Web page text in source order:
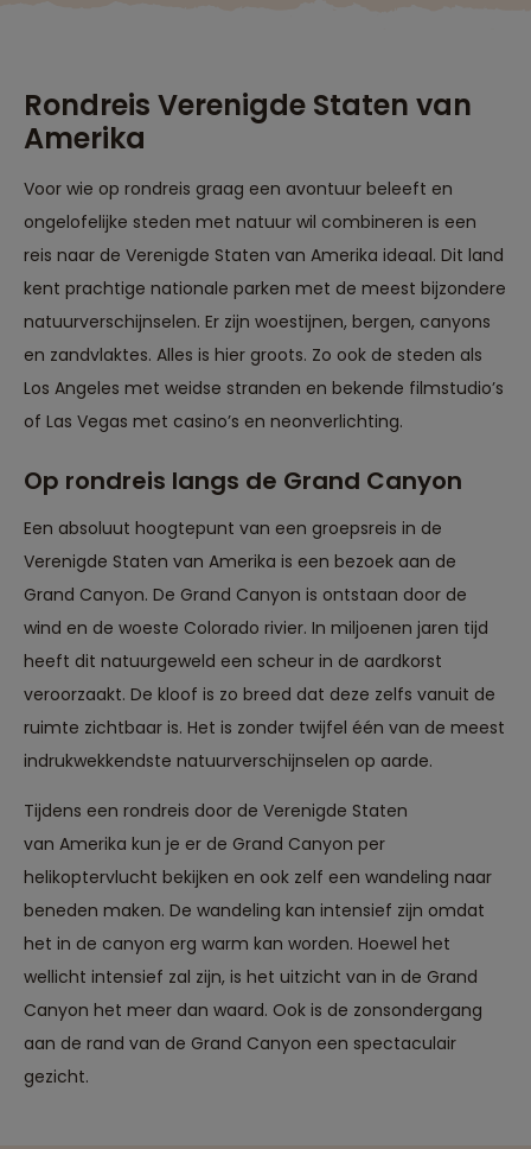
spannend en
nemen ze ons niet
Rondreis Verenigde Staten van
Amerika
Voor wie op rondreis graag een avontuur beleeft en
ongelofelijke steden met natuur wil combineren is een
reis naar de Verenigde Staten van Amerika ideaal. Dit land
kent prachtige nationale parken met de meest bijzondere
natuurverschijnselen. Er zijn woestijnen, bergen, canyons
en zandvlaktes. Alles is hier groots. Zo ook de steden als
Los Angeles met weidse stranden en bekende filmstudio’s
of Las Vegas met casino’s en neonverlichting.
Op rondreis langs de Grand Canyon
Een absoluut hoogtepunt van een groepsreis in de
Verenigde Staten van Amerika is een bezoek aan de
Grand Canyon. De Grand Canyon is ontstaan door de
wind en de woeste Colorado rivier. In miljoenen jaren tijd
heeft dit natuurgeweld een scheur in de aardkorst
veroorzaakt. De kloof is zo breed dat deze zelfs vanuit de
ruimte zichtbaar is. Het is zonder twijfel één van de meest
indrukwekkendste natuurverschijnselen op aarde.
Tijdens een rondreis door de Verenigde Staten
van Amerika kun je er de Grand Canyon per
helikoptervlucht bekijken en ook zelf een wandeling naar
beneden maken. De wandeling kan intensief zijn omdat
het in de canyon erg warm kan worden. Hoewel het
wellicht intensief zal zijn, is het uitzicht van in de Grand
Canyon het meer dan waard. Ook is de zonsondergang
aan de rand van de Grand Canyon een spectaculair
gezicht.